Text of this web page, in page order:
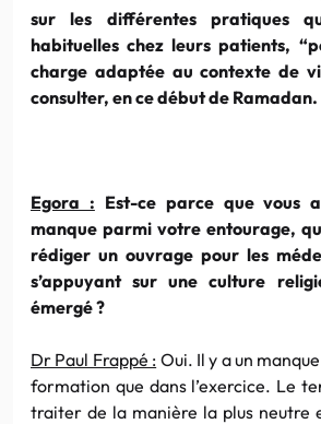
sur les différentes pratiques
habituelles chez leurs patients,
charge adaptée au contexte de
consulter, en ce début de Ramadan.
Egora : Est-ce parce que vous
manque parmi votre entourage,
rédiger un ouvrage pour les
s’appuyant sur une culture
émergé ?
Dr Paul Frappé : Oui. Il y a un
formation que dans l’exercice. Le
traiter de la manière la plus neutre